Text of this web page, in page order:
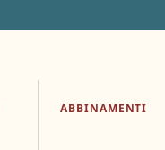
ABBINAMENTI